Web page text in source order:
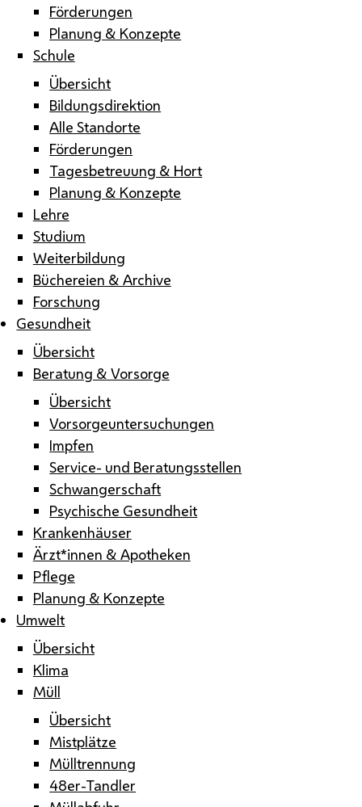
Förderungen
Planung & Konzepte
Schule
Übersicht
Bildungsdirektion
Alle Standorte
Förderungen
Tagesbetreuung & Hort
Planung & Konzepte
Lehre
Studium
Weiterbildung
Büchereien & Archive
Forschung
Gesundheit
Übersicht
Beratung & Vorsorge
Übersicht
Vorsorgeuntersuchungen
Impfen
Service- und Beratungsstellen
Schwangerschaft
Psychische Gesundheit
Krankenhäuser
Ärzt*innen & Apotheken
Pflege
Planung & Konzepte
Umwelt
Übersicht
Klima
Müll
Übersicht
Mistplätze
Mülltrennung
48er-Tandler